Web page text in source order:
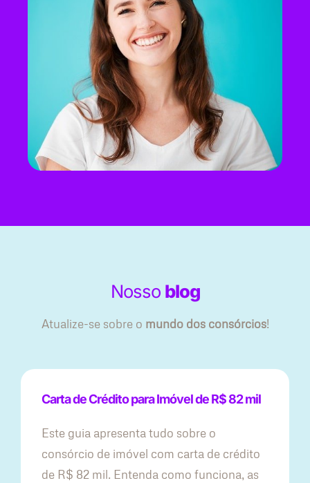
Nosso blog
Atualize-se sobre o mundo dos consórcios!
Carta de Crédito para Imóvel de R$ 82 mil
Este guia apresenta tudo sobre o
consórcio de imóvel com carta de crédito
de R$ 82 mil. Entenda como funciona, as